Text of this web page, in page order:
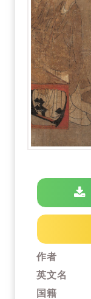
作者
英文名
国籍